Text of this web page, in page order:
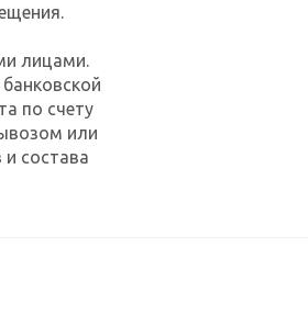
лицами.
по счету
или
состава